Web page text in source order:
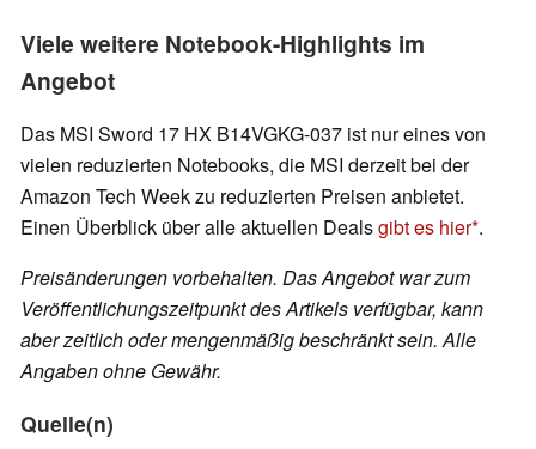
Viele weitere Notebook-Highlights im
Angebot
Das MSI Sword 17 HX B14VGKG-037 ist nur eines von
vielen reduzierten Notebooks, die MSI derzeit bei der
Amazon Tech Week zu reduzierten Preisen anbietet.
Einen Überblick über alle aktuellen Dealsgibt es hier .
Preisänderungen vorbehalten. Das Angebot war zum
Veröffentlichungszeitpunkt des Artikels verfügbar, kann
aber zeitlich oder mengenmäßig beschränkt sein. Alle
Angaben ohne Gewähr.
Quelle(n)